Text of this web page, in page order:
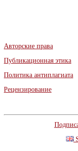
Авторские права
Публикационная этика
Политика антиплагиата
Рецензирование